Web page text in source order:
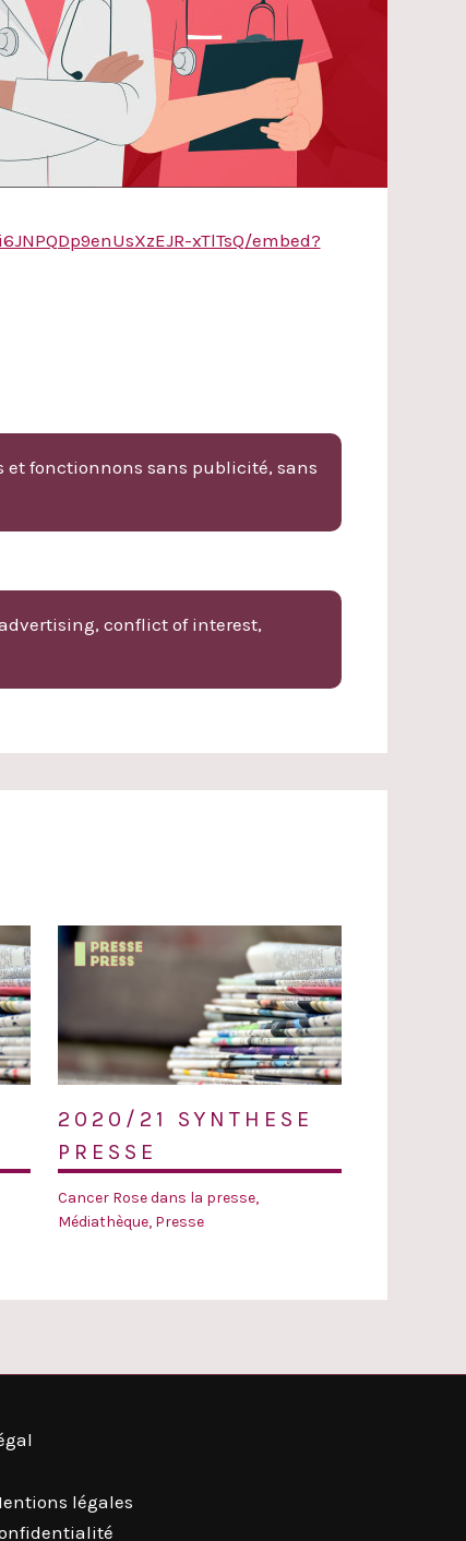
xTlTsQ/embed?
et fonctionnons sans publicité, sans
conflict of interest,
2020/21 SYNTHESE
PRESSE
Cancer Rose dans la presse,
Médiathèque, Presse
légales